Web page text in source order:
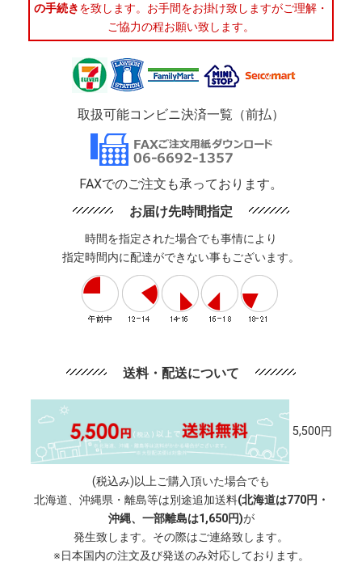
の手続きを致します。お手間をお掛け致しますがご理解・
ご協力の程お願い致します。
取扱可能コンビニ決済一覧（前払）
FAXでのご注文も承っております。
お届け先時間指定
時間を指定された場合でも事情により
指定時間内に配達ができない事もございます。
送料・配送について
5,500円
(税込み)以上ご購入頂いた場合でも
北海道、沖縄県・離島等は別途追加送料(北海道は770円・
沖縄、一部離島は1,650円)が
発生致します。その際はご連絡致します。
※日本国内の注文及び発送のみ対応しております。